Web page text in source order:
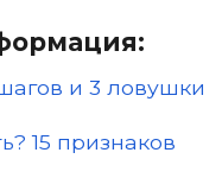
и 3 ловушки
15 признаков